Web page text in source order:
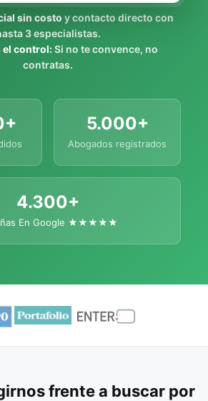
sin costo y contacto directo con
3 especialistas.
el control:Si no te convence, no
contratas.
5.000+
Abogados registrados
4.300+
En Google ★★★★★
frente a buscar por